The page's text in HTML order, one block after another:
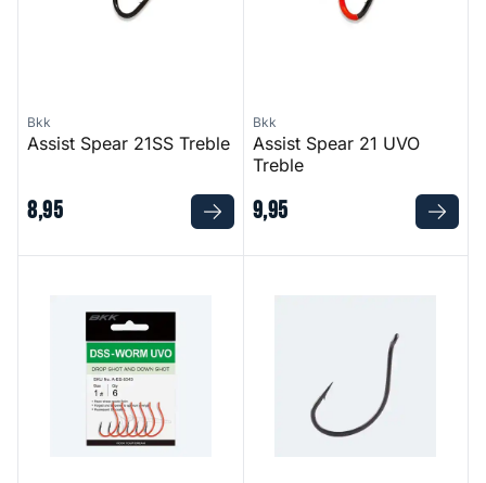
Bkk
Assist Spear 21SS Treble
8,95
Bkk
Assist Spear 21 UVO
Treble
9,95